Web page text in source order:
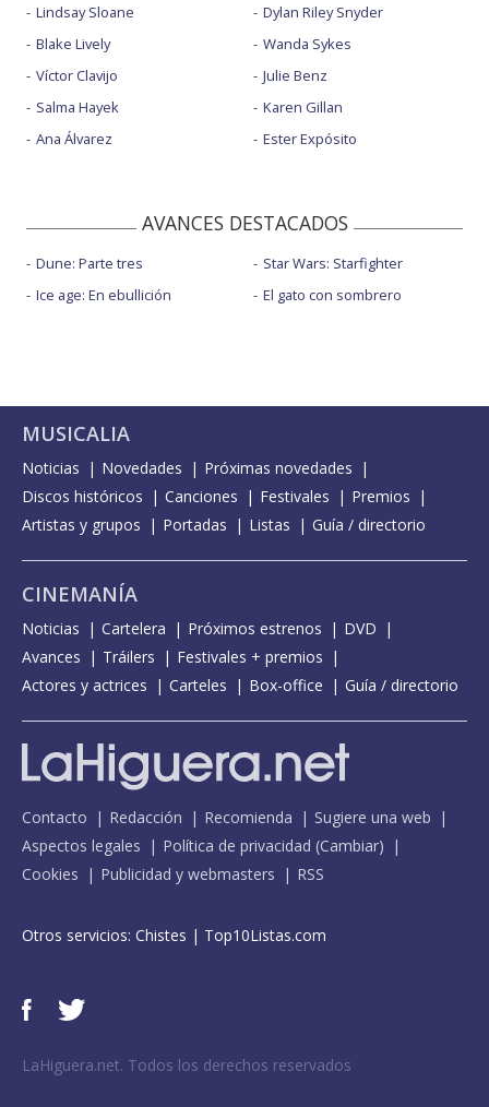
Lindsay Sloane
Blake Lively
Víctor Clavijo
Salma Hayek
Ana Álvarez
Dylan Riley Snyder
Wanda Sykes
Julie Benz
Karen Gillan
Ester Expósito
AVANCES DESTACADOS
Dune: Parte tres
Ice age: En ebullición
Star Wars: Starfighter
El gato con sombrero
MUSICALIA
Noticias Novedades
Próximas novedades
Discos históricos
Canciones Festivales
Premios
Artistas y grupos
Portadas Listas Guía / directorio
CINEMANÍA
Noticias Cartelera Próximos estrenos
DVD
Avances
Tráilers
Festivales + premios
Actores y actrices
Carteles Box-office Guía / directorio
Contacto Redacción Recomienda
Sugiere una web
Aspectos legales
Política de privacidad (Cambiar)
Cookies
Publicidad y webmasters RSS
Otros servicios: Chistes | Top10Listas.com
LaHiguera.net. Todos los derechos reservados